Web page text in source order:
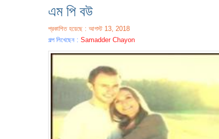
এম পি বউ
প্রকাশিত হয়েছে : আগস্ট 13, 2018
গল্প লিখেছেন : Samadder Chayon